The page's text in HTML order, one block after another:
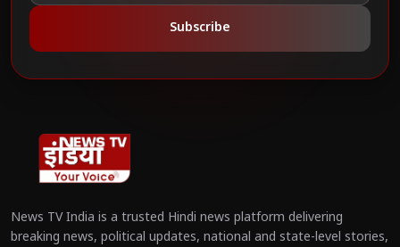
Subscribe
News TV India is a trusted Hindi news platform delivering
breaking news, political updates, national and state-level stories,